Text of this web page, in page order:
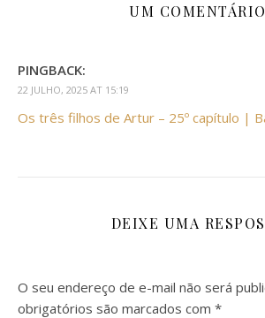
UM COMENTÁRIO
PINGBACK:
22 JULHO, 2025 AT 15:19
Os três filhos de Artur – 25º capítulo |
DEIXE UMA
O seu endereço de e-mail não será
obrigatórios são marcados com *